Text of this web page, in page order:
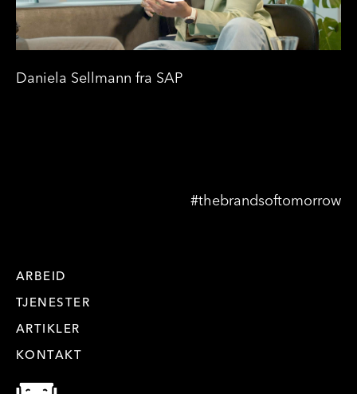
Daniela Sellmann fra SAP
#thebrandsoftomorrow
ARBEID
TJENESTER
ARTIKLER
KONTAKT